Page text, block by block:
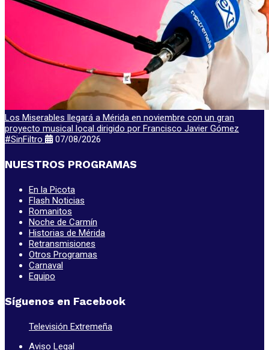
Los Miserables llegará a Mérida en noviembre con un gran
proyecto musical local dirigido por Francisco Javier Gómez
#SinFiltro
07/08/2026
NUESTROS PROGRAMAS
En la Picota
Flash Noticias
Romanitos
Noche de Carmín
Historias de Mérida
Retransmisiones
Otros Programas
Carnaval
Equipo
Síguenos en Facebook
Televisión Extremeña
Aviso Legal